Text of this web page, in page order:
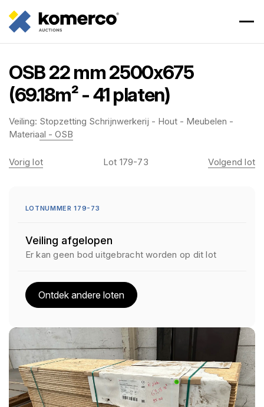
OSB 22 mm 2500x675
(69.18m² - 41 platen)
Veiling: Stopzetting Schrijnwerkerij - Hout - Meubelen -
Materiaal - OSB
Vorig lot Lot 179-73 Volgend lot
LOTNUMMER 179-73
Veiling afgelopen
Er kan geen bod uitgebracht worden op dit lot
Ontdek andere loten